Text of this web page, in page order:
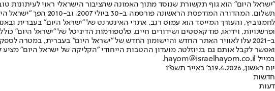
"ישראל היום" הוא גוף תקשורת שנוסד מתוך האמונה שהציבור הישראלי ראוי לעיתונות
תשלום. המהדורה
ופרשנויות, וידיאו, פודקאסטים ושידורים חיים. פלטפורמות הדיגיטל של "ישראל היום"
ב-2021 עלו לאוויר האתר החדש והיישומון החדש של "ישראל היום" בעברית,
ואפשר לקבל אותם גם בניוזלטר. מועדון ההטבות הייחודי "הקליקה של ישראל היום"
במייל hayom@israelhayom.co.il.
יום ראשון, 19.4.2026
ב' באייר תשפ"ו
חדשות
דעות